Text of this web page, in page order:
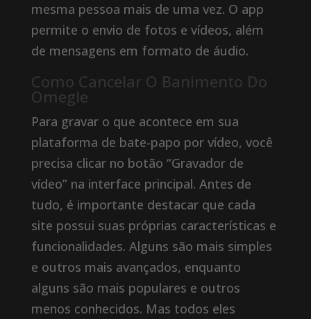
mesma pessoa mais de uma vez. O app
permite o envio de fotos e vídeos, além
de mensagens em formato de áudio.
Como Cancelar O Banimento Do
Omegle
Para gravar o que acontece em sua
plataforma de bate-papo por vídeo, você
precisa clicar no botão “Gravador de
vídeo” na interface principal. Antes de
tudo, é importante destacar que cada
site possui suas próprias características e
funcionalidades. Alguns são mais simples
e outros mais avançados, enquanto
alguns são mais populares e outros
menos conhecidos. Mas todos eles